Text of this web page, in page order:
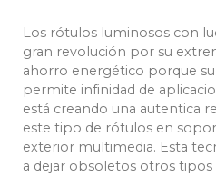
Los rótulos luminosos con
gran revolución por su
ahorro energético porque
permite infinidad de
está creando una autentica
este tipo de rótulos en
exterior multimedia. Esta
a dejar obsoletos otros